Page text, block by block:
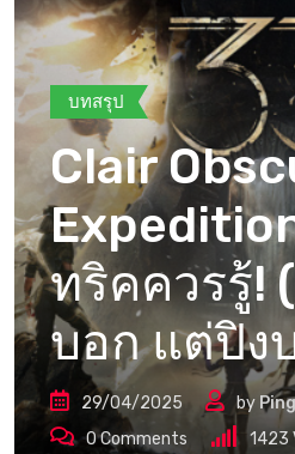
บทสรุป
Clair
ทริคควรรู้!
บอก แต่ปิง
29/04/2025 by
0Comments 1423